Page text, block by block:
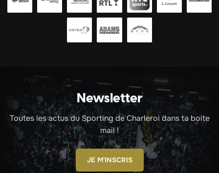
Newsletter
Toutes les actus du Sporting de Charleroi dans ta boite
mail !
JE M'INSCRIS